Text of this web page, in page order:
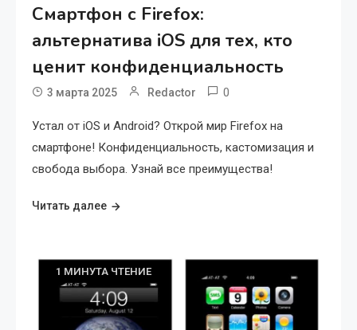
Смартфон с Firefox:
альтернатива iOS для тех, кто
ценит конфиденциальность
3 марта 2025 Redactor 0
Устал от iOS и Android? Открой мир Firefox на
смартфоне! Конфиденциальность, кастомизация и
свобода выбора. Узнай все преимущества!
Читать далее
1 МИНУТА ЧТЕНИЕ